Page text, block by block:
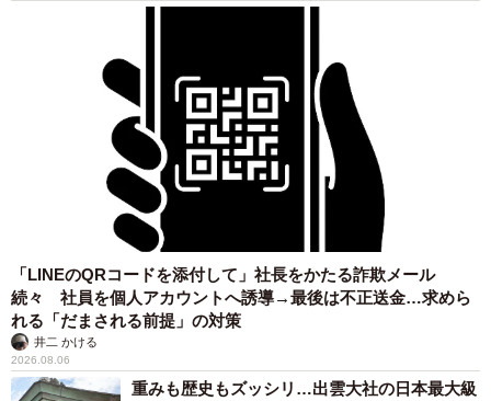
「LINEのQRコードを添付して」社長をかたる詐欺メール
続々 社員を個人アカウントへ誘導→最後は不正送金…求めら
れる「だまされる前提」の対策
井二 かける
2026.08.06
重みも歴史もズッシリ…出雲大社の日本最大級